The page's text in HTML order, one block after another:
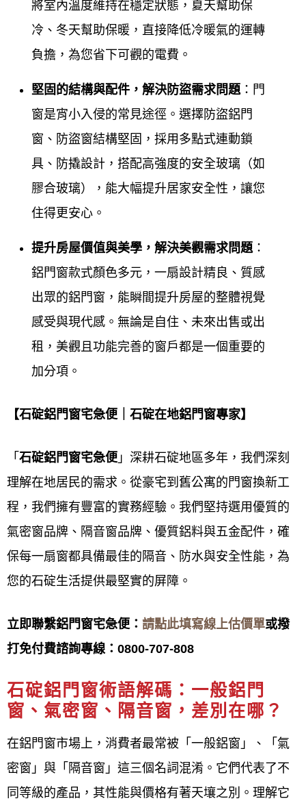
質，更專業快速的施工，鋁門窗工程宅急便 不斷的求
取新知，並加強勘驗每一次施工品質，達到舒適安全
品質的嚴謹要求，最好的鋁門窗施工品質及優好售後
服務，有良好的口碑，才是長久經營之道，客戶滿意
的肯定，才能長長久久穩定經營。如有任何門窗居家
問題歡迎來電 ~免費到現場估價。
鋁門窗工程宅急便 堅持的理念『品質第一，顧客至
上，永續經營』以專業，誠信，創新，來協助改善家
高之評價，更受到客戶的肯定，為您建立心中的夢想
家！40年的堅持 │鋁門窗工程宅急便│ 打造優質窗的
夢想家
鋁門窗工程宅急便擁有多年鋁門窗施工之實務經驗，
從規劃丈量、設計到施工，秉持著用心、高品質、誠
討論溝通，從鋁門窗款式到施工完成後使用便利性、
耐用度...等等多方面考量，給予最專業之門窗建議，
未來 鋁門窗工程宅急便會持續力求完美，來滿足顧客
的需求，達到舒適、安全、豪華的生活空間，並將最
新的門窗資訊提供給客戶參考， 鋁門窗工程宅急便 期
待為客戶創造最舒適的生活空間環境。
鋁門窗工程宅急便TEL:0800-707-808提供台北石碇鐵
窗, 鐵門安裝施工。 鐵窗, 鐵門, 鋁門窗, 隔音窗,氣密
窗, 防盜窗安裝施工
窗：鋁窗、鋁門窗、鐵窗、不銹鋼窗，各式隔音氣密
將室內溫度維持在穩定狀態，夏天幫助保
冷、冬天幫助保暖，直接降低冷暖氣的運轉
負擔，為您省下可觀的電費 。
堅固的結構與配件，解決防盜需求問題 ：門
窗是宵小入侵的常見途徑。選擇防盜鋁門
窗、防盜窗結構堅固，採用多點式連動鎖
具、防撬設計，搭配高強度的安全玻璃（如
膠合玻璃），能大幅提升居家安全性，讓您
住得更安心。
提升房屋價值與美學，解決美觀需求問題 ：
鋁門窗款式顏色多元，一扇設計精良、質感
出眾的鋁門窗，能瞬間提升房屋的整體視覺
感受與現代感。無論是自住、未來出售或出
租，美觀且功能完善的窗戶都是一個重要的
加分項。
【石碇鋁門窗宅急便｜石碇在地鋁門窗專家】
「 石碇鋁門 窗宅急便 」深耕石碇地區多年，我們深刻
理解在地居民的需求。從豪宅到舊公寓的門窗換新工
程，我們擁有豐富的實務經驗。我們堅持選用優質的
氣密窗品牌、隔音窗品牌、優質鋁料與五金配件，確
保每一扇窗都具備最佳的隔音、防水與安全性能，為
您的石碇生活提供最堅實的屏障。
立即聯繫鋁門窗宅急便： 請點此填寫線上估價單或撥
打免付費諮詢專線： 0800-707-808
石碇鋁門窗術語解碼：一般鋁門
窗、氣密窗、隔音窗，差別在哪？
在鋁門窗市場上，消費者最常被「一般鋁窗」、「氣
密窗」與「隔音窗」這三個名詞混淆。它們代表了不
同等級的產品，其性能與價格有著天壤之別。理解它